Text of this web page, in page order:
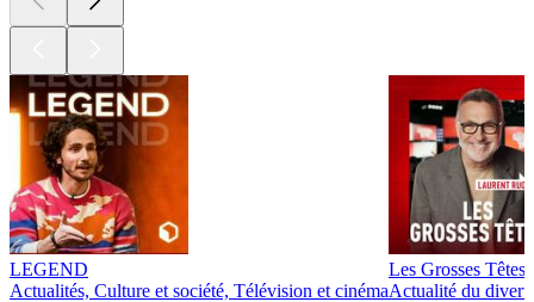
LEGEND
Actualités, Culture et société, Télévision et cinéma
Les Grosses Têtes
Actualité du